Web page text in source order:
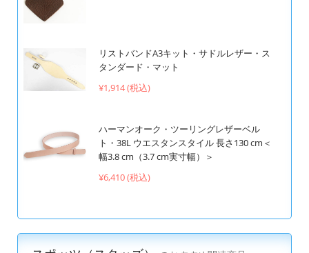
リストバンドA3キット・サドルレザー・ス
タンダード・マット
¥1,914 (税込)
ハーマンオーク・ツーリングレザーベル
ト・38L ウエスタンスタイル 長さ130 cm＜
幅3.8 cm（3.7 cm実寸幅）＞
¥6,410 (税込)